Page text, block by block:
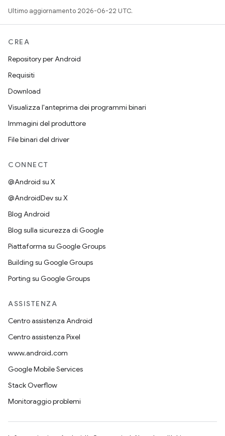
Ultimo aggiornamento 2026-06-22 UTC.
CREA
Repository per Android
Requisiti
Download
Visualizza l'anteprima dei programmi binari
Immagini del produttore
File binari del driver
CONNECT
@Android su X
@AndroidDev su X
Blog Android
Blog sulla sicurezza di Google
Piattaforma su Google Groups
Building su Google Groups
Porting su Google Groups
ASSISTENZA
Centro assistenza Android
Centro assistenza Pixel
www.android.com
Google Mobile Services
Stack Overflow
Monitoraggio problemi